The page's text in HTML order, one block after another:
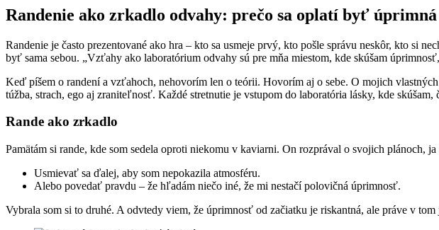
Randenie ako zrkadlo odvahy: prečo sa oplatí byť
Randenie je často prezentované ako hra – kto sa usmeje prvý, kto pošle správu neskôr, kto si
byť sama sebou. „Vzťahy ako laboratórium odvahy sú pre mňa miestom, kde skúšam
Keď píšem o randení a vzťahoch, nehovorím len o teórii. Hovorím aj o sebe. O mojich
túžba, strach, ego aj zraniteľnosť. Každé stretnutie je vstupom do laboratória lásky, kde
Rande ako zrkadlo
Pamätám si rande, kde som sedela oproti niekomu v kaviarni. On rozprával o svojich plánoch,
Usmievať sa ďalej, aby som nepokazila atmosféru.
Alebo povedať pravdu – že hľadám niečo iné, že mi nestačí polovičná úprimnosť.
Vybrala som si to druhé. A odvtedy viem, že úprimnosť od začiatku je riskantná, ale práve v tom